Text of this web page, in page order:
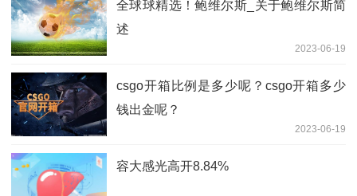
全球球精选！鲍维尔斯_关于鲍维尔斯简
述
2023-06-19
csgo开箱比例是多少呢？csgo开箱多少
钱出金呢？
2023-06-19
容大感光高开8.84%